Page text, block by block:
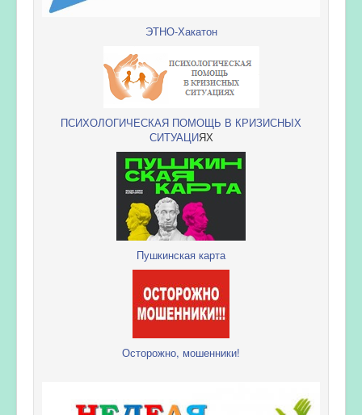
ЭТНО-Хакатон
ПСИХОЛОГИЧЕСКАЯ ПОМОЩЬ В КРИЗИСНЫХ
СИТУАЦИЯХ
Пушкинская карта
Осторожно, мошенники!